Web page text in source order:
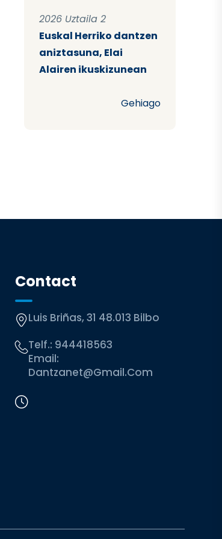
2026 Uztaila 2
Euskal Herriko dantzen
aniztasuna, Elai
Alairen ikuskizunean
Gehiago
Contact
Luis Briñas, 31 48.013 Bilbo
Telf.: 944418563
Email:
Dantzanet@gmail.com